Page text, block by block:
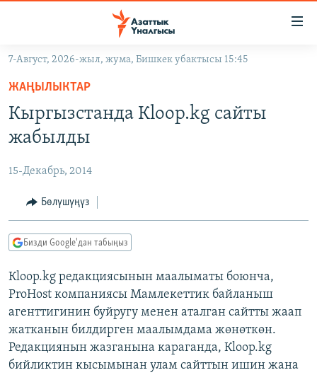
Навигацияга
өтүңүз
Издөөгө
салыңызКЫРГЫЗСТАН
ЭКОНОМИКА
МАДАНИЯТ
ДҮЙНӨ
БОРБОР АЗИЯ
АТАЙЫН ИЛИКТӨӨ
ТВ ПРОГРАММАЛАР
ЭКСПЕРТТЕР ТАЛДАЙТ
БИЗ ЖАНА ДҮЙНӨ
ЭЖЕ-СИҢДИЛЕР
АЗАТТЫК+
ӨЗГӨЧӨ ПИКИР
Русский
ОНЛАЙН ШЕРИНЕ
7-Август, 2026-жыл, жума, Бишкек убактысы 15:45
ЖАҢЫЛЫКТАР
Кыргызстанда Кloop.kg сайты
жабылды
15-Декабрь, 2014
Бөлүшүңүз
Бизди Google'дан табыңыз
Кloop.kg редакциясынын маалыматы боюнча,
ProHost компаниясы Мамлекеттик байланыш
агенттигинин буйругу менен аталган сайтты жаап
жатканын билдирген маалымдама жөнөткөн.
Редакциянын жазганына караганда, Кloop.kg
бийликтин кысымынан улам сайттын ишин жана